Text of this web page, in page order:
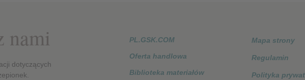
nami
dotyczących
PL.GSK.COM
Oferta handlowa
Biblioteka materiałów
Mapa strony
Regulamin
Polityka